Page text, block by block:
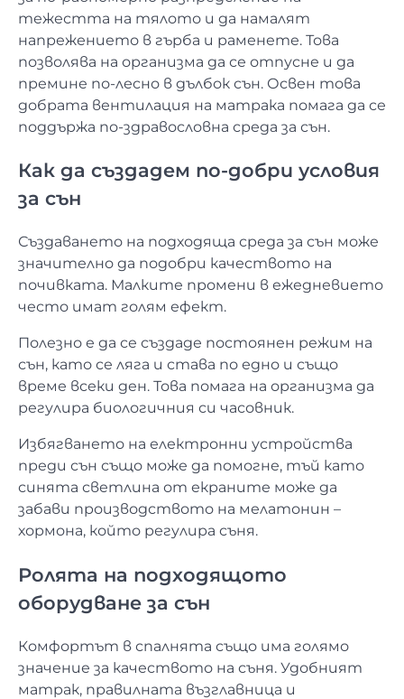
тежестта на тялото и да намалят
напрежението в гърба и раменете. Това
позволява на организма да се отпусне и да
премине по-лесно в дълбок сън. Освен това
добрата вентилация на матрака помага да се
поддържа по-здравословна среда за сън.
Как да създадем по-добри условия
за сън
Създаването на подходяща среда за сън може
значително да подобри качеството на
почивката. Малките промени в ежедневието
често имат голям ефект.
Полезно е да се създаде постоянен режим на
сън, като се ляга и става по едно и също
време всеки ден. Това помага на организма да
регулира биологичния си часовник.
Избягването на електронни устройства
преди сън също може да помогне, тъй като
синята светлина от екраните може да
забави производството на мелатонин –
хормона, който регулира съня.
Ролята на подходящото
оборудване за сън
Комфортът в спалнята също има голямо
значение за качеството на съня. Удобният
матрак, правилната възглавница и